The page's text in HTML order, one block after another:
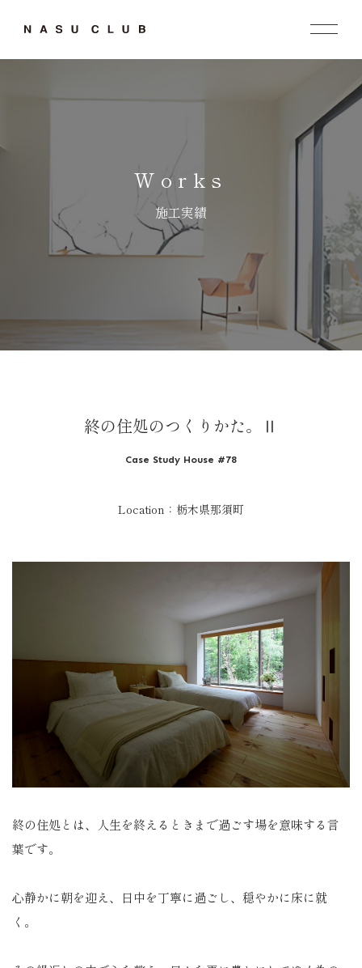
Works
施工実績
終の住処のつくりかた。Ⅱ
Case Study House #78
Location：栃木県那須町
終の住処とは、人生を終えるときまで過ごす場を意味する言
葉です。
心静かに朝を迎え、日中を丁寧に過ごし、穏やかに床に就
く。